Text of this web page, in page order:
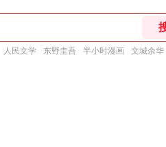
人民文学 东野圭吾 半小时漫画 文城余华